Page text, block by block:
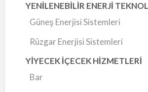
YENİLENEBİLİR ENERJİ
Güneş Enerjisi Sistemleri
Rüzgar Enerjisi Sistemleri
YİYECEK İÇECEK HİZMETLERİ
Bar